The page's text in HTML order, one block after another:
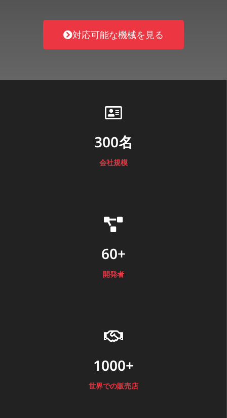
対応可能な機械を見る
300名
会社規模
60+
開発者
1000+
世界での販売店